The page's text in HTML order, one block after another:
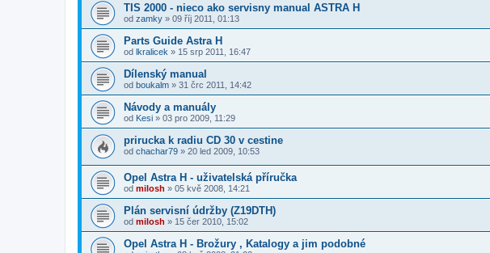
TIS 2000 - nieco ako servisny manual ASTRA H
od zamky » 09 říj 2011, 01:13
Parts Guide Astra H
od lkralicek » 15 srp 2011, 16:47
Dílenský manual
od boukalm » 31 črc 2011, 14:42
Návody a manuály
od Kesi » 03 pro 2009, 11:29
prirucka k radiu CD 30 v cestine
od chachar79 » 20 led 2009, 10:53
Opel Astra H - uživatelská příručka
od milosh » 05 kvě 2008, 14:21
Plán servisní údržby (Z19DTH)
od milosh » 15 čer 2010, 15:02
Opel Astra H - Brožury , Katalogy a jim podobné